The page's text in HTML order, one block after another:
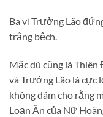
Ba vị Trưởng Lão
trắng bệch.
Mặc dù cũng là
và Trưởng Lão là cực
không dám cho rằng
Loạn Ấn của Nữ